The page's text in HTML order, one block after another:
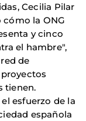
Cecilia Pilar
la ONG
y cinco
el hambre",
de
tienen.
esfuerzo de la
española